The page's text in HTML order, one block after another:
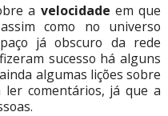
a velocidade em que
como no universo
já obscuro da rede
sucesso há alguns
algumas lições sobre
comentários, já que a